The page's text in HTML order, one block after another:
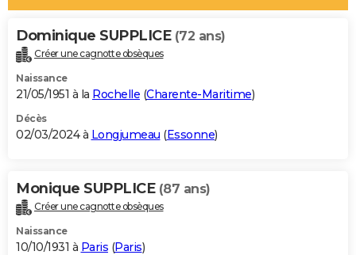
Alimentation
Guide de la santé
Maladies
Médicaments
Sommeil
VOYAGE
Destinations
City break
Voyage nature
Voyage de noces
Forum
Climat
+PHOTO
GUIDES D'ACHAT
BONS PLANS
Carte de Noël
Carte Bonne année
Carte Saint-Valentin
Carte Pâques
Carte d'anniversaire
DICTIONNAIRE
Dictionnaire
Biographies
Citations
Expressions
Proverbes
PROGRAMME TV
Dominique SUPPLICE (72 ans)
Créer une cagnotte obsèques
Naissance
21/05/1951 à la Rochelle (Charente-Maritime)
Décès
02/03/2024 à Longjumeau (Essonne)
Monique SUPPLICE (87 ans)
Créer une cagnotte obsèques
Naissance
10/10/1931 à Paris (Paris)